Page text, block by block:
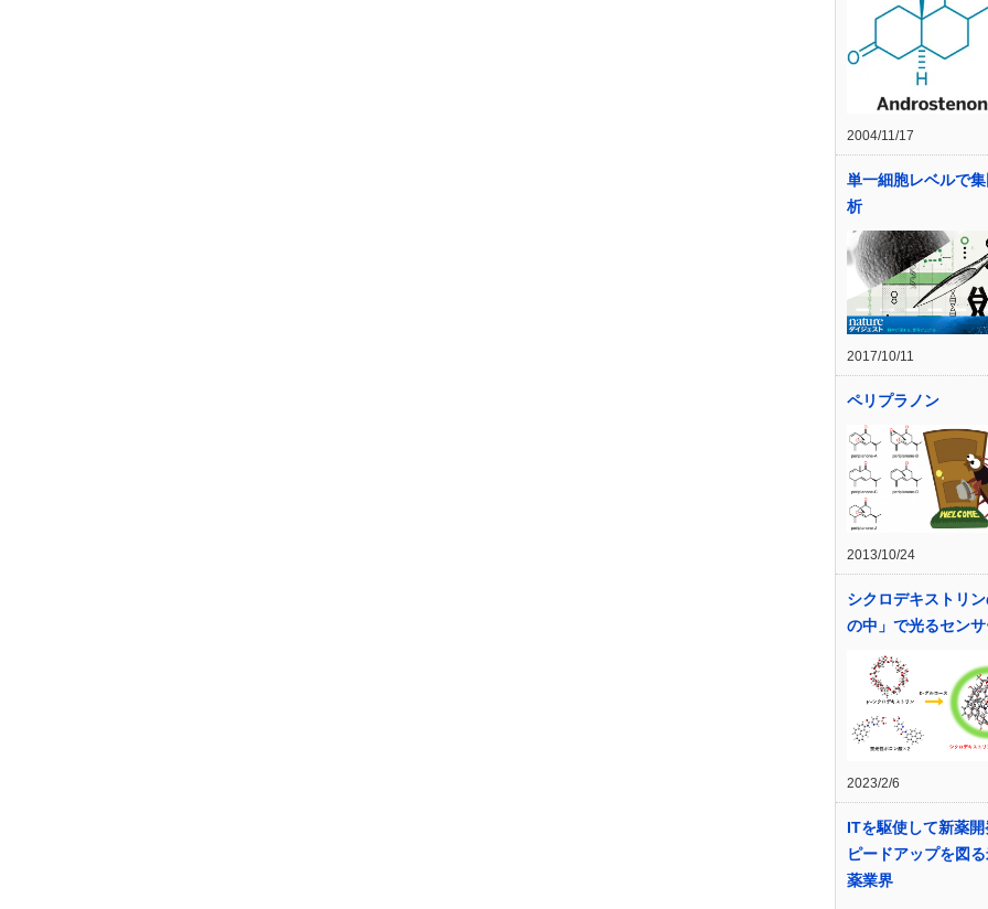
2004/11/17
単一細胞レベルで
析
2017/10/11
ペリプラノン
2013/10/24
シクロデキストリ
の中」で光るセン
2023/2/6
ITを駆使して新薬
ピードアップを図
薬業界